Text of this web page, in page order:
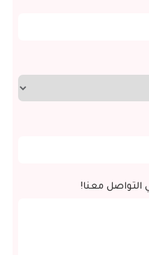
معنا!